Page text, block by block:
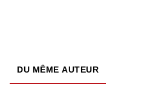
DU MÊME AUTEUR